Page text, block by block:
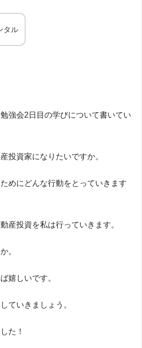
タル
強会2日目の学びについて書いてい
投資家になりたいですか。
めにどんな行動をとっていきます
産投資を私は行っていきます。
。
嬉しいです。
ていきましょう。
た！